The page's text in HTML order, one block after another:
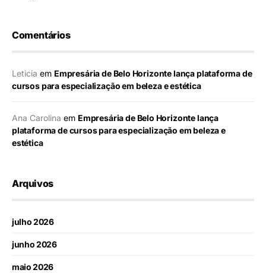
Comentários
Leticia em Empresária de Belo Horizonte lança plataforma de
cursos para especialização em beleza e estética
Ana Carolina em Empresária de Belo Horizonte lança
plataforma de cursos para especialização em beleza e
estética
Arquivos
julho 2026
junho 2026
maio 2026